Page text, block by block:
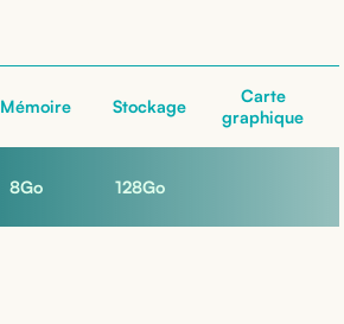
Mémoire Stockage
Carte
graphique
8Go 128Go